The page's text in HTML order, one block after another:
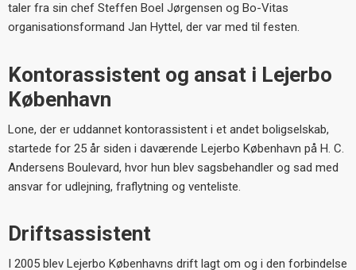
taler fra sin chef Steffen Boel Jørgensen og Bo-Vitas
organisationsformand Jan Hyttel, der var med til festen.
Kontorassistent og ansat i Lejerbo
København
Lone, der er uddannet kontorassistent i et andet boligselskab,
startede for 25 år siden i daværende Lejerbo København på H. C.
Andersens Boulevard, hvor hun blev sagsbehandler og sad med
ansvar for udlejning, fraflytning og venteliste.
Driftsassistent
I 2005 blev Lejerbo Københavns drift lagt om og i den forbindelse